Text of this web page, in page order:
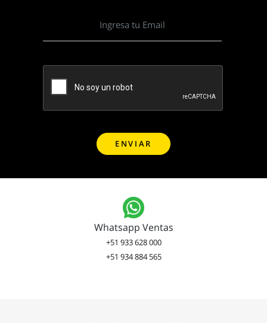
Whatsapp Ventas
+51 933 628 000
+51 934 884 565